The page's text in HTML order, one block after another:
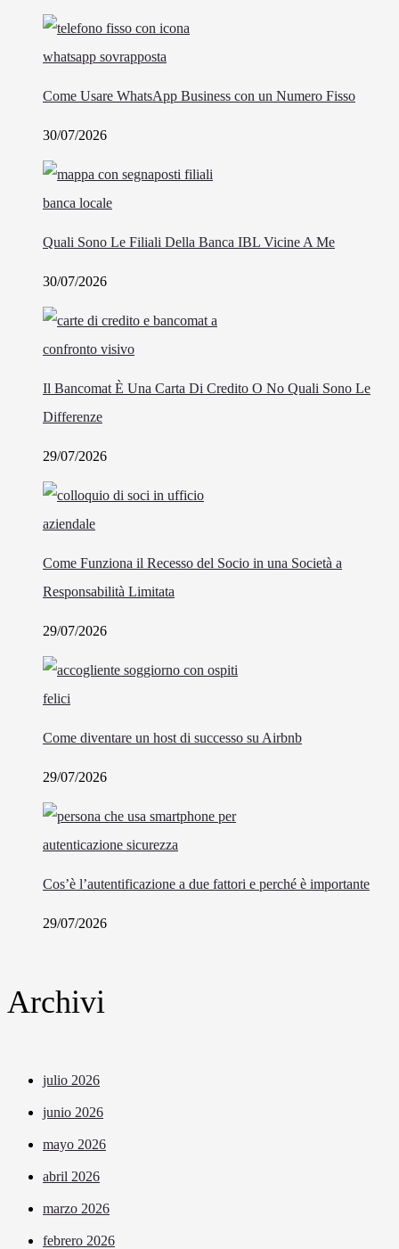
Come Usare WhatsApp Business con un Numero Fisso
30/07/2026
Quali Sono Le Filiali Della Banca IBL Vicine A Me
30/07/2026
Il Bancomat È Una Carta Di Credito O No Quali Sono Le
Differenze
29/07/2026
Come Funziona il Recesso del Socio in una Società a
Responsabilità Limitata
29/07/2026
Come diventare un host di successo su Airbnb
29/07/2026
Cos’è l’autentificazione a due fattori e perché è importante
29/07/2026
Archivi
julio 2026
junio 2026
mayo 2026
abril 2026
marzo 2026
febrero 2026